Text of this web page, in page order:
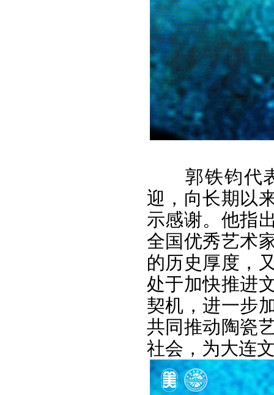
郭铁钧代
迎，向长期以
示感谢。他指
全国优秀艺术
的历史厚度，
处于加快推进
契机，进一步
共同推动陶瓷
社会，为大连